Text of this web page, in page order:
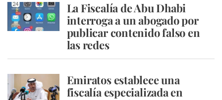
La Fiscalía de Abu Dhabi
interroga a un abogado por
publicar contenido falso en
las redes
Emiratos establece una
fiscalía especializada en